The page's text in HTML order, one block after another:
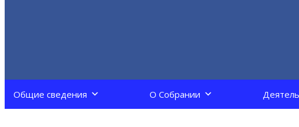
Общие сведения О Собрании